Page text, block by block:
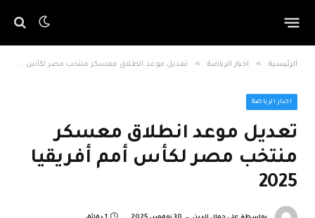
الرئيسية » اخبار الرياضة » تعديل موعد انطلاق معسكر منتخب مصر لكأس أمم أفريقيا 2025
اخبار الرياضة
تعديل موعد انطلاق معسكر
منتخب مصر لكأس أمم أفريقيا
2025